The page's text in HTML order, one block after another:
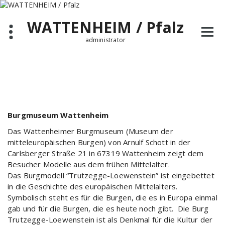
Zum
springenWATTENHEIM / Pfalz
administrator
Burgmuseum Wattenheim
Das Wattenheimer Burgmuseum (Museum der
mitteleuropäischen Burgen) von Arnulf Schott in der
Carlsberger Straße 21 in 67319 Wattenheim zeigt dem
Besucher Modelle aus dem frühen Mittelalter.
Das Burgmodell “Trutzegge-Loewenstein” ist eingebettet
in die Geschichte des europäischen Mittelalters.
Symbolisch steht es für die Burgen, die es in Europa einmal
gab und für die Burgen, die es heute noch gibt. Die Burg
Trutzegge-Loewenstein ist als Denkmal für die Kultur der